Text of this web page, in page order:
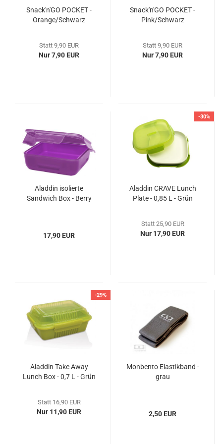
Snack'n'GO POCKET -
Orange/Schwarz
Statt 9,90 EUR
Nur 7,90 EUR
Snack'n'GO POCKET -
Pink/Schwarz
Statt 9,90 EUR
Nur 7,90 EUR
Aladdin isolierte
Sandwich Box - Berry
17,90 EUR
-30%
Aladdin CRAVE Lunch
Plate - 0,85 L - Grün
Statt 25,90 EUR
Nur 17,90 EUR
-29%
Aladdin Take Away
Lunch Box - 0,7 L - Grün
Statt 16,90 EUR
Nur 11,90 EUR
Monbento Elastikband -
grau
2,50 EUR